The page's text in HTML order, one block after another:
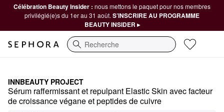
Célébration Beauty Insider : nous mettons le paquet pour nos membres
privilégié(e)s du 1er au 31 août. S’INSCRIRE AU PROGRAMME
BEAUTY INSIDER ▸
Recherche
INNBEAUTY PROJECT
Sérum raffermissant et repulpant Elastic Skin avec facteur
de croissance végane et peptides de cuivre